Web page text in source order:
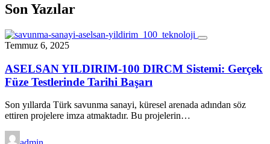
Son Yazılar
Temmuz 6, 2025
ASELSAN YILDIRIM‑100 DIRCM Sistemi: Gerçek
Füze Testlerinde Tarihi Başarı
Son yıllarda Türk savunma sanayi, küresel arenada adından söz
ettiren projelere imza atmaktadır. Bu projelerin…